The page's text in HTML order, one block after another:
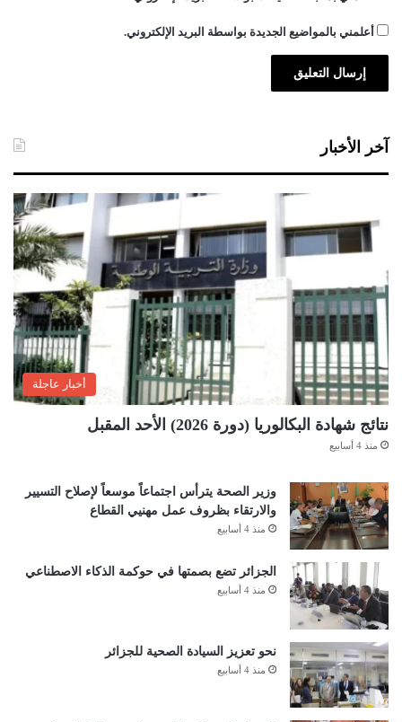
أعلمني بالمواضيع الجديدة بواسطة البريد الإلكتروني.
آخر الأخبار
أخبار عاجلة
نتائج شهادة البكالوريا (دورة 2026) الأحد المقبل
منذ 4 أسابيع
وزير الصحة يترأس اجتماعاً موسعاً لإصلاح التسيير
والارتقاء بظروف عمل مهنيي القطاع
منذ 4 أسابيع
الجزائر تضع بصمتها في حوكمة الذكاء الاصطناعي
منذ 4 أسابيع
نحو تعزيز السيادة الصحية للجزائر
منذ 4 أسابيع